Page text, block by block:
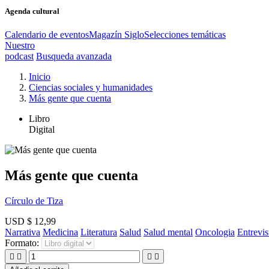
Agenda cultural
Calendario de eventosMagazín SigloSelecciones temáticas
Nuestro
podcast Busqueda avanzada
Inicio
Ciencias sociales y humanidades
Más gente que cuenta
Libro
Digital
Más gente que cuenta
Círculo de Tiza
USD $ 12,99
Narrativa Medicina Literatura Salud Salud mental Oncologia
Formato:
   